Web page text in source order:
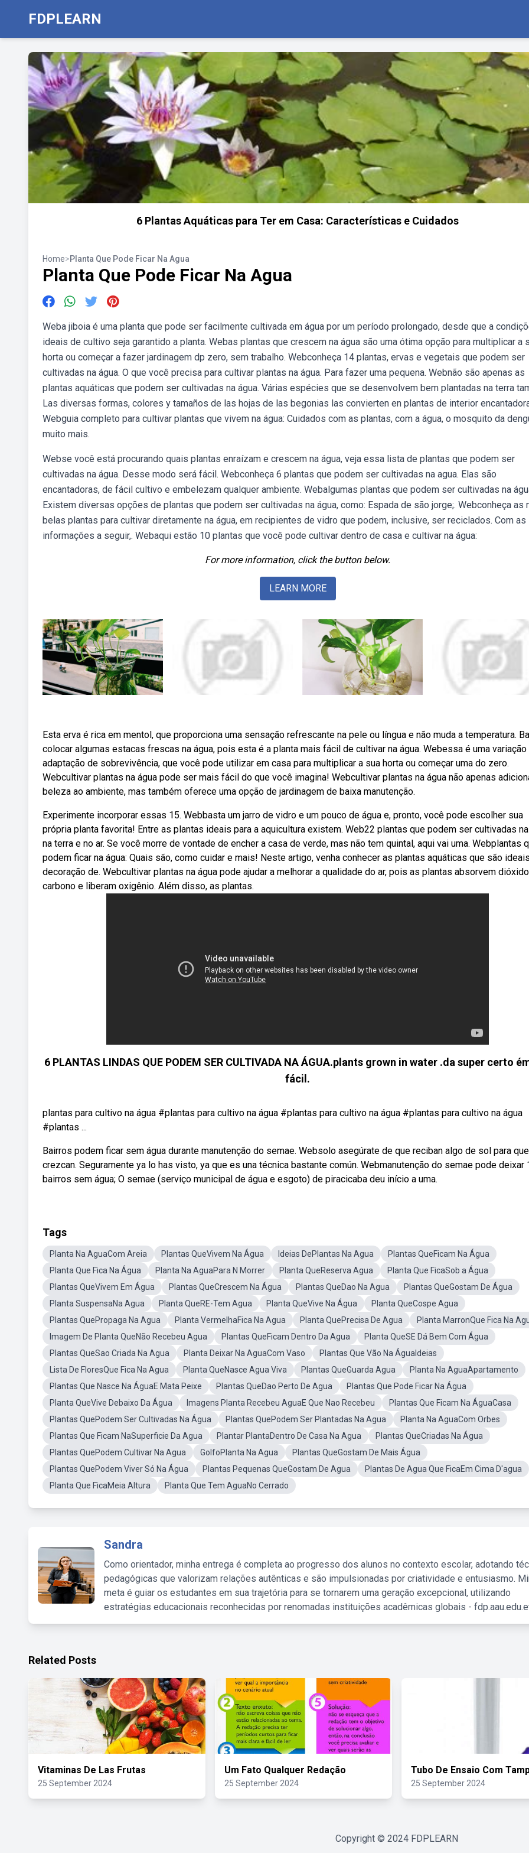
FDPLEARN
6 Plantas Aquáticas para Ter em Casa: Características e Cuidados
Home>Planta Que Pode Ficar Na Agua
Planta Que Pode Ficar Na Agua
Weba jiboia é uma planta que pode ser facilmente cultivada em água por um período prolongado, desde que a
ideais de cultivo seja garantido a planta. Webas plantas que crescem na água são uma ótima opção para multiplicar a
horta ou começar a fazer jardinagem dp zero, sem trabalho. Webconheça 14 plantas, ervas e vegetais que podem ser
cultivadas na água. O que você precisa para cultivar plantas na água. Para fazer uma pequena. Webnão são apenas as
plantas aquáticas que podem ser cultivadas na água. Várias espécies que se desenvolvem bem plantadas na terra
Las diversas formas, colores y tamaños de las hojas de las begonias las convierten en plantas de interior
Webguia completo para cultivar plantas que vivem na água: Cuidados com as plantas, com a água, o mosquito da
muito mais.
Webse você está procurando quais plantas enraízam e crescem na água, veja essa lista de plantas que podem ser
cultivadas na água. Desse modo será fácil. Webconheça 6 plantas que podem ser cultivadas na agua. Elas são
encantadoras, de fácil cultivo e embelezam qualquer ambiente. Webalgumas plantas que podem ser cultivadas na
Existem diversas opções de plantas que podem ser cultivadas na água, como: Espada de são jorge;. Webconheça as
belas plantas para cultivar diretamente na água, em recipientes de vidro que podem, inclusive, ser reciclados. Com as
informações a seguir,. Webaqui estão 10 plantas que você pode cultivar dentro de casa e cultivar na água:
For more information, click the button below.
LEARN MORE
Esta erva é rica em mentol, que proporciona uma sensação refrescante na pele ou língua e não muda a temperatura.
colocar algumas estacas frescas na água, pois esta é a planta mais fácil de cultivar na água. Webessa é uma variação
adaptação de sobrevivência, que você pode utilizar em casa para multiplicar a sua horta ou começar uma do zero.
Webcultivar plantas na água pode ser mais fácil do que você imagina! Webcultivar plantas na água não apenas
beleza ao ambiente, mas também oferece uma opção de jardinagem de baixa manutenção.
Experimente incorporar essas 15. Webbasta um jarro de vidro e um pouco de água e, pronto, você pode escolher sua
própria planta favorita! Entre as plantas ideais para a aquicultura existem. Web22 plantas que podem ser cultivadas na
na terra e no ar. Se você morre de vontade de encher a casa de verde, mas não tem quintal, aqui vai uma. Webplantas
podem ficar na água: Quais são, como cuidar e mais! Neste artigo, venha conhecer as plantas aquáticas que são
decoração de. Webcultivar plantas na água pode ajudar a melhorar a qualidade do ar, pois as plantas absorvem
carbono e liberam oxigênio. Além disso, as plantas.
6 PLANTAS LINDAS QUE PODEM SER CULTIVADA NA ÁGUA.plants grown in water .da super certo
fácil.
plantas para cultivo na água #plantas para cultivo na água #plantas para cultivo na água #plantas para cultivo na água
#plantas ...
Bairros podem ficar sem água durante manutenção do semae. Websolo asegúrate de que reciban algo de sol para que
crezcan. Seguramente ya lo has visto, ya que es una técnica bastante común. Webmanutenção do semae pode deixar
bairros sem água; O semae (serviço municipal de água e esgoto) de piracicaba deu início a uma.
Tags
Planta Na AguaCom Areia Plantas QueVivem Na Água Ideias DePlantas Na Agua
Plantas QueFicam Na Água
Planta Que Fica Na Água
Planta Na AguaPara N Morrer Planta QueReserva Agua
Planta Que FicaSob a Água
Plantas QueVivem Em Água
Plantas QueCrescem Na Água Plantas QueDao Na Agua
Plantas QueGostam De Água
Planta SuspensaNa Agua
Planta QueRE-Tem Agua Planta QueVive Na Água
Planta QueCospe Agua
Plantas QuePropaga Na Agua
Planta VermelhaFica Na Agua Planta QuePrecisa De Agua
Planta MarronQue Fica Na
Imagem De Planta QueNão Recebeu Agua
Plantas QueFicam Dentro Da Agua
Planta QueSE Dá Bem Com Água
Plantas QueSao Criada Na Agua
Planta Deixar Na AguaCom Vaso
Plantas Que Vão Na ÁguaIdeias
Lista De FloresQue Fica Na Agua
Planta QueNasce Agua Viva Plantas QueGuarda Agua
Planta Na AguaApartamento
Plantas Que Nasce Na ÁguaE Mata Peixe
Plantas QueDao Perto De Agua
Plantas Que Pode Ficar Na Água
Planta QueVive Debaixo Da Água
Imagens Planta Recebeu AguaE Que Nao Recebeu
Plantas Que Ficam Na ÁguaCasa
Plantas QuePodem Ser Cultivadas Na Água
Plantas QuePodem Ser Plantadas Na Agua
Planta Na AguaCom Orbes
Plantas Que Ficam NaSuperficie Da Agua
Plantar PlantaDentro De Casa Na Agua
Plantas QueCriadas Na Água
Plantas QuePodem Cultivar Na Agua
GolfoPlanta Na Agua
Plantas QueGostam De Mais Água
Plantas QuePodem Viver Só Na Água
Plantas Pequenas QueGostam De Agua
Plantas De Agua Que FicaEm Cima D'agua
Planta Que FicaMeia Altura
Planta Que Tem AguaNo Cerrado
Sandra
Como orientador, minha entrega é completa ao progresso dos alunos no contexto escolar, adotando
pedagógicas que valorizam relações autênticas e são impulsionadas por criatividade e entusiasmo.
meta é guiar os estudantes em sua trajetória para se tornarem uma geração excepcional, utilizando
estratégias educacionais reconhecidas por renomadas instituições acadêmicas globais -
Related Posts
Vitaminas De Las Frutas
25 September 2024
Um Fato Qualquer Redação
25 September 2024
Tubo De Ensaio Com
25 September 2024
Copyright © 2024 FDPLEARN